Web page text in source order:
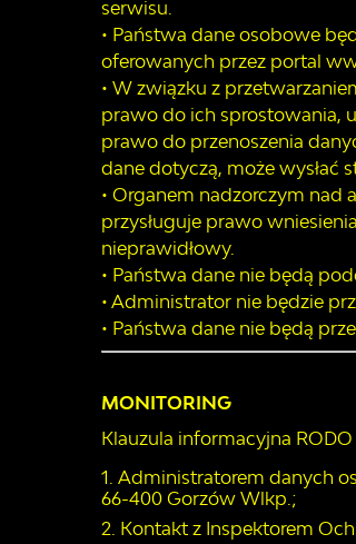
serwisu.
• Państwa dane osobowe
oferowanych przez portal
• W związku z
prawo do ich sprostowania,
prawo do przenoszenia
dane dotyczą, może wysłać
• Organem nadzorczym
przysługuje prawo
nieprawidłowy.
• Państwa dane nie będą
• Administrator nie będzie
• Państwa dane nie będą
MONITORING
Klauzula informacyjna
Administratorem danych
66-400 Gorzów Wlkp.;
Kontakt z Inspektorem